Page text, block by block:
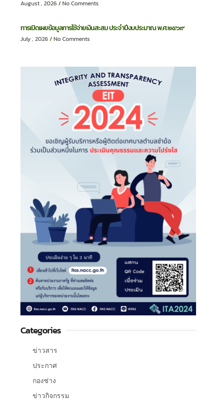
August , 2026 No Comments
การเปิดเผยข้อมูลการใช้จ่ายเงินสะสม ประจำปีงบประมาณ พ.ศ.๒๕๖๙
July , 2026 No Comments
Categories
ข่าวสาร
ประกาศ
กองช่าง
ข่าวกิจกรรม